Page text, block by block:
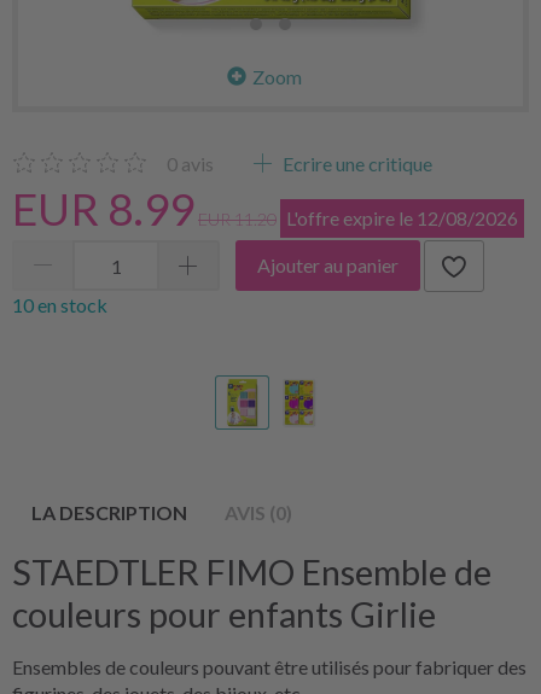
Zoom
0 avis Ecrire une critique
EUR 8.99EUR 11.20 L'offre expire le 12/08/2026
Ajouter au panier
10 en stock
LA DESCRIPTION AVIS (0)
STAEDTLER FIMO Ensemble de
couleurs pour enfants Girlie
Ensembles de couleurs pouvant être utilisés pour fabriquer des